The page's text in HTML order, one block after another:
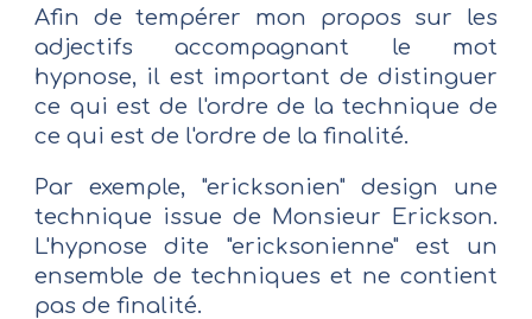
Afin de tempérer mon propos sur les
adjectifs accompagnant le mot
hypnose, il est important de distinguer
ce qui est de l'ordre de la technique de
ce qui est de l'ordre de la finalité.
Par exemple, "ericksonien" design une
technique issue de Monsieur Erickson.
L'hypnose dite "ericksonienne" est un
ensemble de techniques et ne contient
pas de finalité.